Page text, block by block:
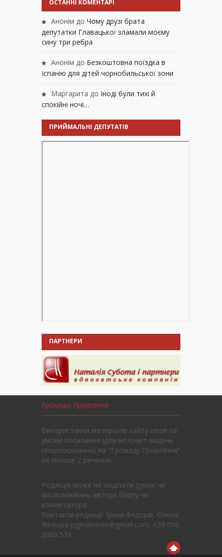
ОСТАННІ КОМЕНТАРІ
Анонім до Чому друзі брата
депутатки Главацької зламали моєму
сину три ребра
Анонім до Безкоштовна поїздка в
Іспанію для дітей чорнобильської зони
Маргарита до Іноді були тихі й
спокійні ночі…
ПРИЙМАЛЬНІ ДЕПУТАТІВ
ПАРТНЕРИ
Громада Приірпіння
Використання матеріалів сайту лише за
умови посилання (для інтернет-видань -
гіперпосилання) на "Громаду Приірпіння"
не пізніше 2 речення.
Редакція може не поділяти думок чи
висловлювань автора блогу чи
коментатора.
Контакти редакції: Ірина Федорів, Олена
Жежера pigmaliones@gmail.com, +38 050
2000 539